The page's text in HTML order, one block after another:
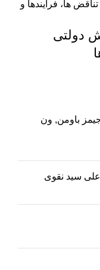
دولتی
باومن, ون
سید نقوی